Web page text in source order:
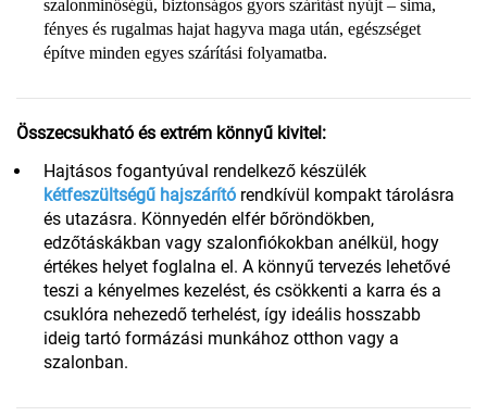
szalonminőségű, biztonságos gyors szárítást nyújt – sima,
fényes és rugalmas hajat hagyva maga után, egészséget
építve minden egyes szárítási folyamatba.
Összecsukható és extrém könnyű kivitel:
Hajtásos fogantyúval rendelkező készülék
kétfeszültségű hajszárító rendkívül kompakt tárolásra
és utazásra. Könnyedén elfér bőröndökben,
edzőtáskákban vagy szalonfiókokban anélkül, hogy
értékes helyet foglalna el. A könnyű tervezés lehetővé
teszi a kényelmes kezelést, és csökkenti a karra és a
csuklóra nehezedő terhelést, így ideális hosszabb
ideig tartó formázási munkához otthon vagy a
szalonban.